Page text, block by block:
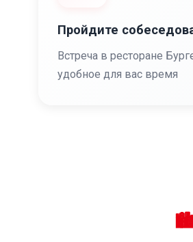
Пройдите
Встреча в ресторане
удобное для вас время
🏙️